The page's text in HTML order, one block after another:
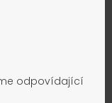
odpovídající